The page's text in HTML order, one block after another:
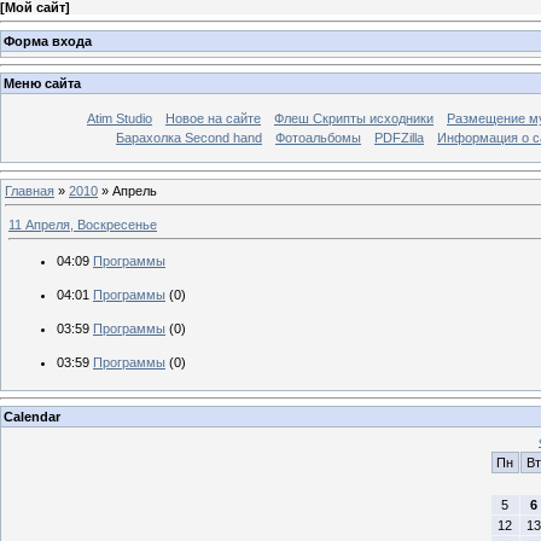
[Мой сайт]
Форма входа
Меню сайта
Atim Studio Новое на сайте Флеш Скрипты исходники
Размещение
Барахолка Second hand
Фотоальбомы PDFZilla Информация о
Главная » 2010 » Апрель
11 Апреля, Воскресенье
04:09 Программы
04:01 Программы (0)
03:59 Программы (0)
03:59 Программы (0)
Calendar
Пн
Вт
5
6
12
13